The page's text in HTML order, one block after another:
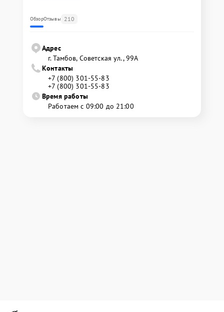
ОбзорОтзывы 210
Адрес
г. Тамбов, Советская ул., 99А
Контакты
+7 (800) 301-55-83
+7 (800) 301-55-83
Время работы
Работаем с 09:00 до 21:00